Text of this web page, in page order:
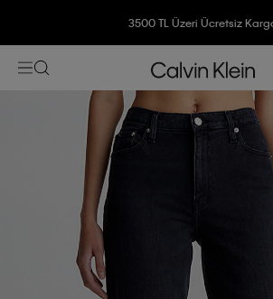
3500 TL Üzeri Ücretsiz
7500 TL Ve Üzeri Alışverişlerinizde 6